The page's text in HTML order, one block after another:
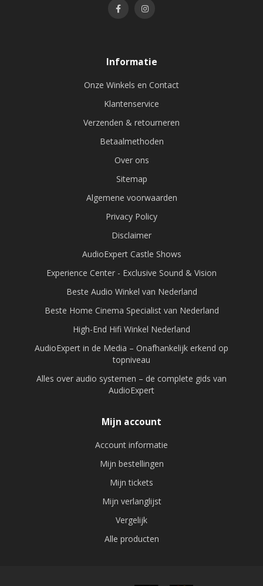
Informatie
Onze Winkels en Contact
Klantenservice
Verzenden & retourneren
Betaalmethoden
Over ons
Sitemap
Algemene voorwaarden
Privacy Policy
Disclaimer
AudioExpert Castle Shows
Experience Center - Exclusive Sound & Vision
Beste Audio Winkel van Nederland
Beste Home Cinema Specialist van Nederland
High-End Hifi Winkel Nederland
AudioExpert in de Media – Onafhankelijk erkend op
topniveau
Alles over audio systemen – de complete gids van
AudioExpert
Mijn account
Account informatie
Mijn bestellingen
Mijn tickets
Mijn verlanglijst
Vergelijk
Alle producten